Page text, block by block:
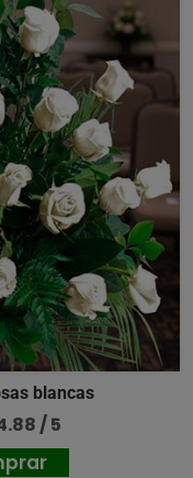
blancas
/ 5